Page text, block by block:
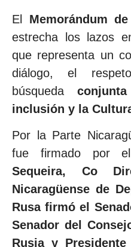
El Memorándum
estrecha los lazos
que representa un
diálogo, el
búsqueda
inclusión y la
Por la Parte
fue firmado por
Sequeira, Co
Nicaragüense de
Rusa firmó el
Senador del
Rusia y